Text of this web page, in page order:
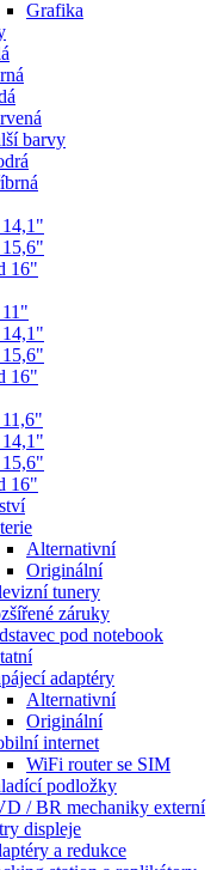
Grafika
barvy
16"
16"
16"
Alternativní
Originální
tunery
záruky
pod notebook
adaptéry
Alternativní
Originální
internet
WiFi router se SIM
podložky
/ BR mechaniky externí
displeje
a redukce